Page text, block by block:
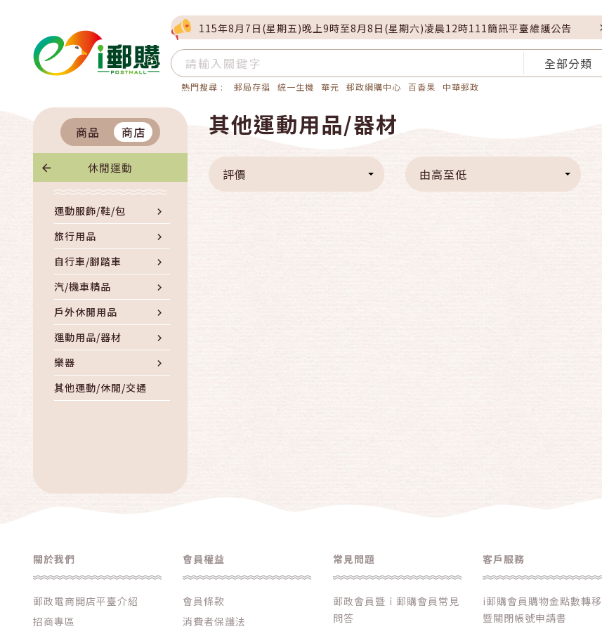
115年8月7日(星期五)晚上9時至8月8日(星期六)凌晨12時111簡訊平臺維護公告
全部分類
熱門搜尋 : 郵局存摺 統一生機 華元 郵政網購中心 百香果 中華郵政
商品 商店
休閒運動
運動服飾/鞋/包
旅行用品
自行車/腳踏車
汽/機車精品
戶外休閒用品
運動用品/器材
樂器
其他運動/休閒/交通
其他運動用品/器材
評價 由高至低
關於我們
郵政電商開店平臺介紹
招商專區
會員權益
會員條款
消費者保護法
常見問題
郵政會員暨ｉ郵購會員常見
問答
客戶服務
i郵購會員購物金點數轉移
暨關閉帳號申請書